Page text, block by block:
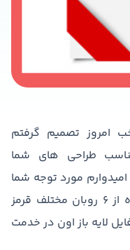
امروز تصمیم گرفتم
طراحی های شما
مورد توجه شما
قرار بگیره این مجموعه تشکیل شده از ۶ روبان مختلف قرمز
لایه باز اون در خدمت